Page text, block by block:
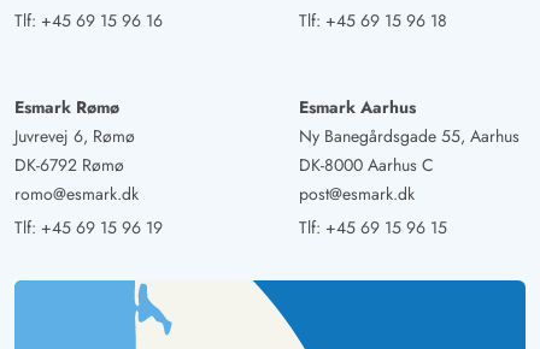
Tlf: +45 69 15 96 16
Tlf: +45 69 15 96 18
Esmark Rømø
Juvrevej 6, Rømø
DK-6792 Rømø
romo@esmark.dk
Tlf: +45 69 15 96 19
Esmark Aarhus
Ny Banegårdsgade 55, Aarhus
DK-8000 Aarhus C
post@esmark.dk
Tlf: +45 69 15 96 15